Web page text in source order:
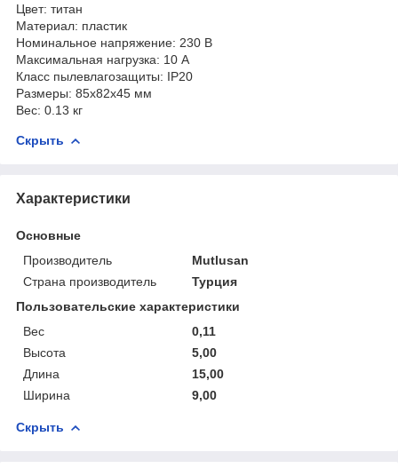
Цвет: титан
Материал: пластик
Номинальное напряжение: 230 В
Максимальная нагрузка: 10 А
Класс пылевлагозащиты: IP20
Размеры: 85х82х45 мм
Вес: 0.13 кг
Скрыть
Характеристики
Основные
Производитель
Mutlusan
Страна производитель
Турция
Пользовательские характеристики
Вес
0,11
Высота
5,00
Длина
15,00
Ширина
9,00
Скрыть